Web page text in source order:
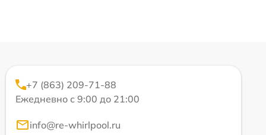
+7 (863) 209-71-88
Ежедневно с 9:00 до 21:00
info@re-whirlpool.ru